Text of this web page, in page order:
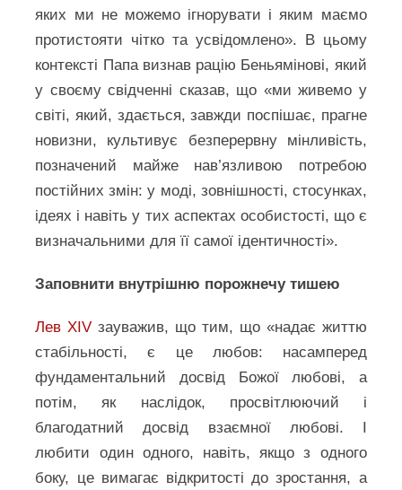
яких ми не можемо ігнорувати і яким маємо
протистояти чітко та усвідомлено». В цьому
контексті Папа визнав рацію Беньямінові, який
у своєму свідченні сказав, що «ми живемо у
світі, який, здається, завжди поспішає, прагне
новизни, культивує безперервну мінливість,
позначений майже нав’язливою потребою
постійних змін: у моді, зовнішності, стосунках,
ідеях і навіть у тих аспектах особистості, що є
визначальними для її самої ідентичності».
Заповнити внутрішню порожнечу тишею
Лев XIV зауважив, що тим, що «надає життю
стабільності, є це любов: насамперед
фундаментальний досвід Божої любові, а
потім, як наслідок, просвітлюючий і
благодатний досвід взаємної любові. І
любити один одного, навіть, якщо з одного
боку, це вимагає відкритості до зростання, а